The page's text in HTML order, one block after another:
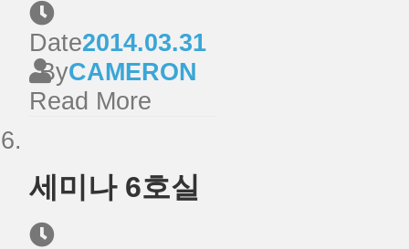
Date2014.03.31
ByCAMERON
Read More
세미나 6호실